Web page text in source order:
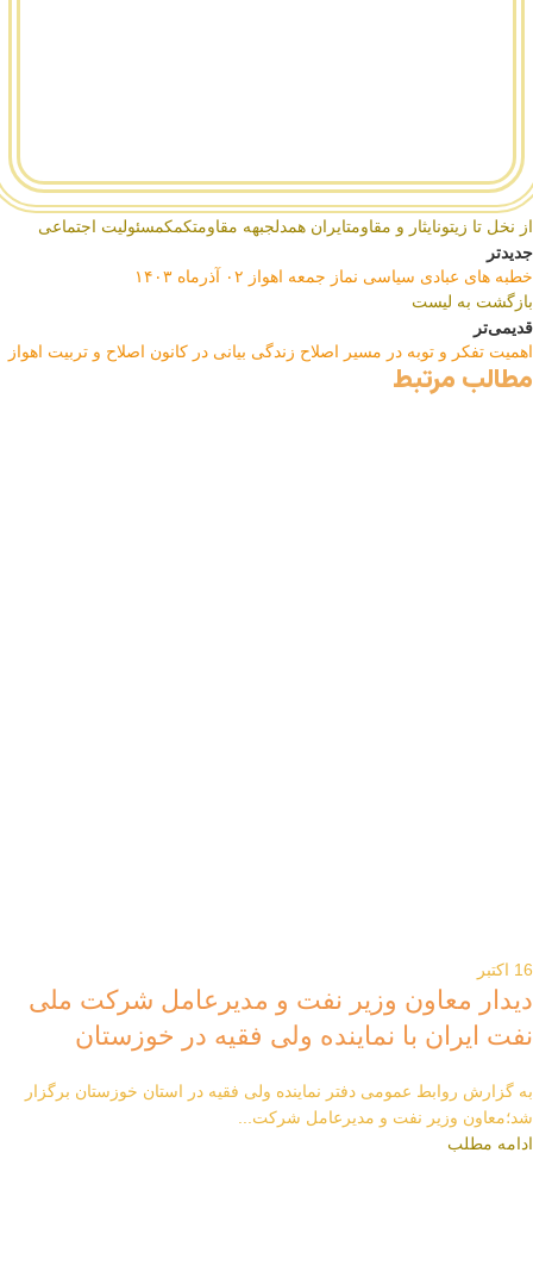
از نخل تا زیتونایثار و مقاومتایران همدلجبهه مقاومتکمکمسئولیت اجتماعی
جدیدتر
خطبه های عبادی سیاسی نماز جمعه اهواز ۰۲ آذرماه ۱۴۰۳
بازگشت به لیست
قدیمی‌تر
اهمیت تفکر و توبه در مسیر اصلاح زندگی بیانی در کانون اصلاح و تربیت اهواز
مطالب مرتبط
16 اکتبر
دیدار معاون وزیر نفت و مدیرعامل شرکت ملی
نفت ایران با نماینده ولی فقیه در خوزستان
به گزارش روابط عمومی دفتر نماینده ولی فقیه در استان خوزستان برگزار
شد؛معاون وزیر نفت و مدیرعامل شرکت...
ادامه مطلب